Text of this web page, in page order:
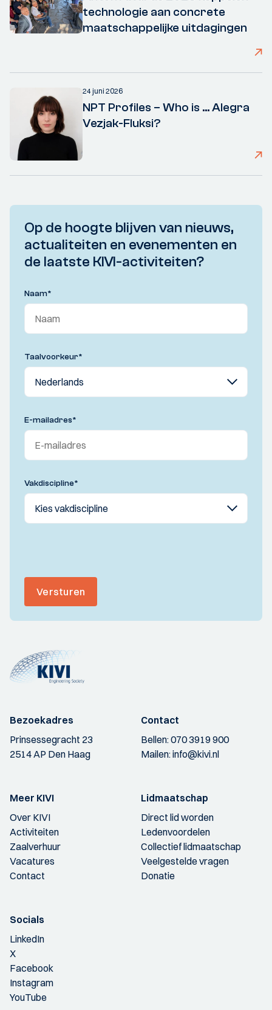
technologie aan concrete
maatschappelijke uitdagingen
24 juni 2026
NPT Profiles – Who is ... Alegra
Vezjak-Fluksi?
Op de hoogte blijven van nieuws,
actualiteiten en evenementen en
de laatste KIVI-activiteiten?
Naam*
Taalvoorkeur*
E-mailadres*
Vakdiscipline*
Versturen
Bezoekadres
Prinsessegracht 23
2514 AP Den Haag
Contact
Bellen:070 3919 900
Mailen:info@kivi.nl
Meer KIVI
Over KIVI
Activiteiten
Zaalverhuur
Vacatures
Contact
Lidmaatschap
Direct lid worden
Ledenvoordelen
Collectief lidmaatschap
Veelgestelde vragen
Donatie
Socials
LinkedIn
X
Facebook
Instagram
YouTube